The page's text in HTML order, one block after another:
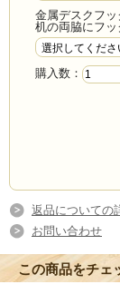
金属デスクフッ
机の両脇にフ
購入数：
返品についての
お問い合わせ
この商品をチェ